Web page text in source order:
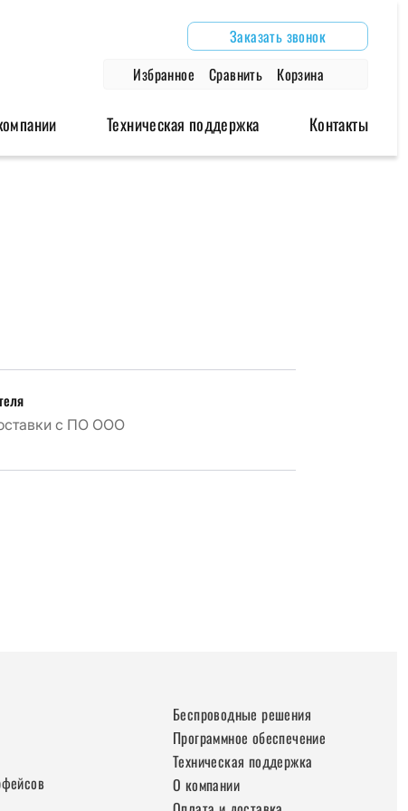
Заказать звонок
Избранное
Сравнить Корзина
Техническая поддержка Контакты
с ПО ООО
Беспроводные решения
Программное обеспечение
Техническая поддержка
О компании